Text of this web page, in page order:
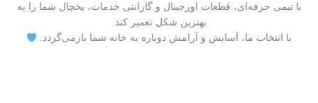
با تیمی حرفه‌ای، قطعات اورجینال و گارانتی خدمات، یخچال شما را به
بهترین شکل تعمیر کند.
با انتخاب ما، آسایش و آرامش دوباره به خانه شما بازمی‌گردد.